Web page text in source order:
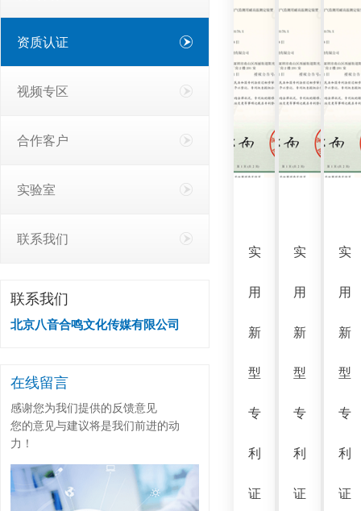
资质认证
视频专区
合作客户
实验室
联系我们
联系我们
北京八音合鸣文化传媒有限公司
在线留言
感谢您为我们提供的反馈意见
您的意见与建议将是我们前进的动
力！
实
用
新
型
专
利
证
实
用
新
型
专
利
证
实
用
新
型
专
利
证